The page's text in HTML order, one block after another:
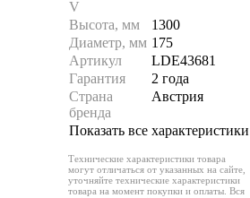
V
Высота, мм
1300
Диаметр, мм 175
Артикул
LDE43681
Гарантия
2 года
Страна
бренда
Австрия
Показать все характеристики
Технические характеристики товара
могут отличаться от указанных на сайте,
уточняйте технические характеристики
товара на момент покупки и оплаты. Вся